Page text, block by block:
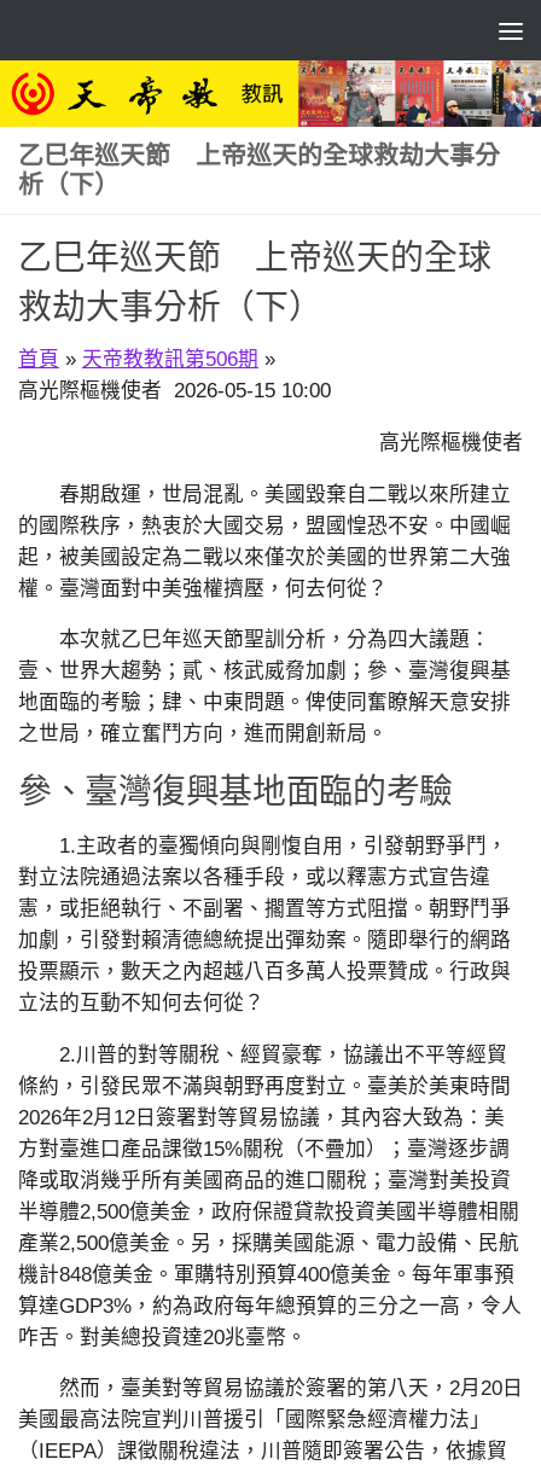
乙巳年巡天節 上帝巡天的全球救劫大事分
析（下）
乙巳年巡天節 上帝巡天的全球
救劫大事分析（下）
首頁 » 天帝教教訊第506期 »
高光際樞機使者 2026-05-15 10:00
高光際樞機使者
春期啟運，世局混亂。美國毀棄自二戰以來所建立
的國際秩序，熱衷於大國交易，盟國惶恐不安。中國崛
起，被美國設定為二戰以來僅次於美國的世界第二大強
權。臺灣面對中美強權擠壓，何去何從？
本次就乙巳年巡天節聖訓分析，分為四大議題：
壹、世界大趨勢；貳、核武威脅加劇；參、臺灣復興基
地面臨的考驗；肆、中東問題。俾使同奮瞭解天意安排
之世局，確立奮鬥方向，進而開創新局。
參、臺灣復興基地面臨的考驗
1.主政者的臺獨傾向與剛愎自用，引發朝野爭鬥，
對立法院通過法案以各種手段，或以釋憲方式宣告違
憲，或拒絕執行、不副署、擱置等方式阻擋。朝野鬥爭
加劇，引發對賴清德總統提出彈劾案。隨即舉行的網路
投票顯示，數天之內超越八百多萬人投票贊成。行政與
立法的互動不知何去何從？
2.川普的對等關稅、經貿豪奪，協議出不平等經貿
條約，引發民眾不滿與朝野再度對立。臺美於美東時間
2026年2月12日簽署對等貿易協議，其內容大致為：美
方對臺進口產品課徵15%關稅（不疊加）；臺灣逐步調
降或取消幾乎所有美國商品的進口關稅；臺灣對美投資
半導體2,500億美金，政府保證貸款投資美國半導體相關
產業2,500億美金。另，採購美國能源、電力設備、民航
機計848億美金。軍購特別預算400億美金。每年軍事預
算達GDP3%，約為政府每年總預算的三分之一高，令人
咋舌。對美總投資達20兆臺幣。
然而，臺美對等貿易協議於簽署的第八天，2月20日
美國最高法院宣判川普援引「國際緊急經濟權力法」
（IEEPA）課徵關稅違法，川普隨即簽署公告，依據貿